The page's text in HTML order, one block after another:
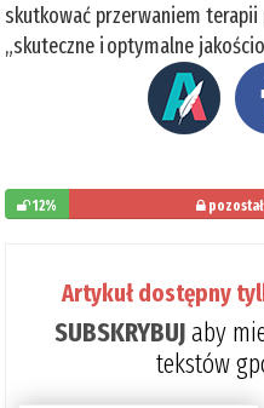
skutkować przerwaniem
„skuteczne i optymalne
12%
Artykuł dostępny
SUBSKRYBUJaby
tekstów